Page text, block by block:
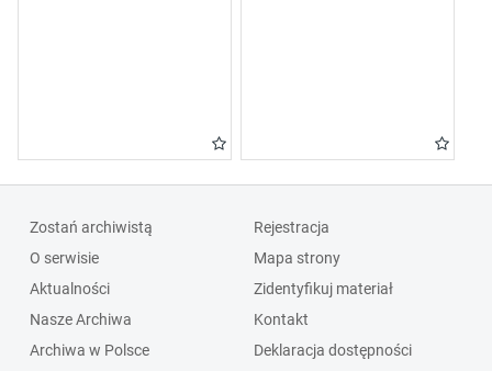
Zostań archiwistą
O serwisie
Aktualności
Nasze Archiwa
Archiwa w Polsce
Rejestracja
Mapa strony
Zidentyfikuj materiał
Kontakt
Deklaracja dostępności